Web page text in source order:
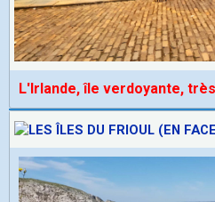
L'Irlande, île verdoyante,